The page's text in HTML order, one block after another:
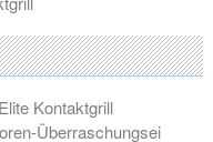
Kontaktgrill
Überraschungsei